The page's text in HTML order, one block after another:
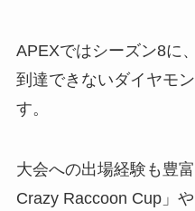
APEXではシーズン8に
到達できないダイヤモ
す。
大会への出場経験も豊
Crazy Raccoon Cup」